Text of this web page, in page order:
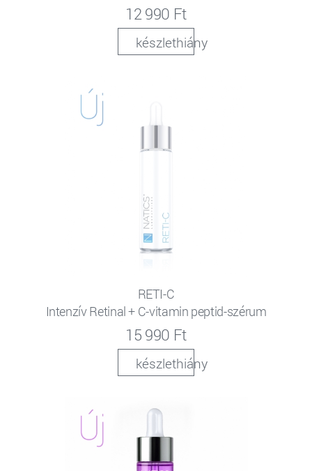
12 990 Ft
készlethiány
RETI-C
Intenzív Retinal + C-vitamin peptid-szérum
15 990 Ft
készlethiány